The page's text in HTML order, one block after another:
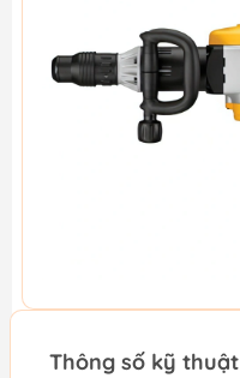
Thông số kỹ thuật